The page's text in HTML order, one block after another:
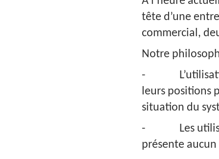
tête d’une
commercial,
Notre
- L’utilisation
leurs positions
situation du
- Les
présente aucun